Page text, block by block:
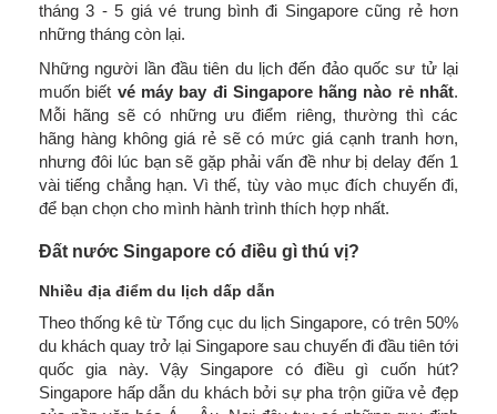
tháng 3 - 5 giá vé trung bình đi Singapore cũng rẻ hơn
những tháng còn lại.
Những người lần đầu tiên du lịch đến đảo quốc sư tử lại
muốn biết vé máy bay đi Singapore hãng nào rẻ nhất.
Mỗi hãng sẽ có những ưu điểm riêng, thường thì các
hãng hàng không giá rẻ sẽ có mức giá cạnh tranh hơn,
nhưng đôi lúc bạn sẽ gặp phải vấn đề như bị delay đến 1
vài tiếng chẳng hạn. Vì thế, tùy vào mục đích chuyến đi,
để bạn chọn cho mình hành trình thích hợp nhất.
Đất nước Singapore có điều gì thú vị?
Nhiều địa điểm du lịch dấp dẫn
Theo thống kê từ Tổng cục du lịch Singapore, có trên 50%
du khách quay trở lại Singapore sau chuyến đi đầu tiên tới
quốc gia này. Vậy Singapore có điều gì cuốn hút?
Singapore hấp dẫn du khách bởi sự pha trộn giữa vẻ đẹp